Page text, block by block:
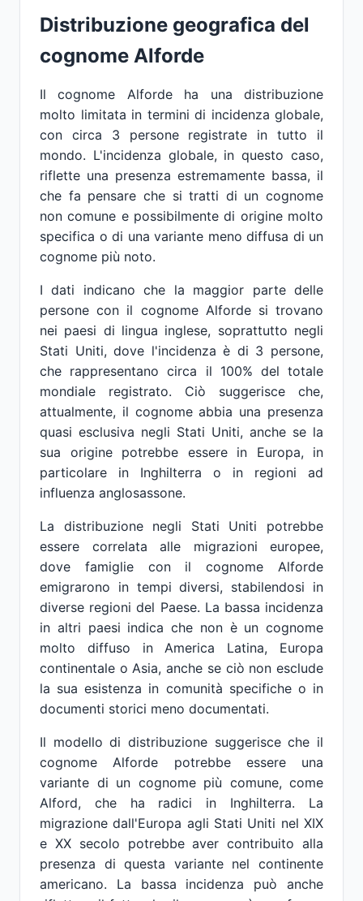
Distribuzione geografica del
cognome Alforde
Il cognome Alforde ha una distribuzione
molto limitata in termini di incidenza globale,
con circa 3 persone registrate in tutto il
mondo. L'incidenza globale, in questo caso,
riflette una presenza estremamente bassa, il
che fa pensare che si tratti di un cognome
non comune e possibilmente di origine molto
specifica o di una variante meno diffusa di un
cognome più noto.
I dati indicano che la maggior parte delle
persone con il cognome Alforde si trovano
nei paesi di lingua inglese, soprattutto negli
Stati Uniti, dove l'incidenza è di 3 persone,
che rappresentano circa il 100% del totale
mondiale registrato. Ciò suggerisce che,
attualmente, il cognome abbia una presenza
quasi esclusiva negli Stati Uniti, anche se la
sua origine potrebbe essere in Europa, in
particolare in Inghilterra o in regioni ad
influenza anglosassone.
La distribuzione negli Stati Uniti potrebbe
essere correlata alle migrazioni europee,
dove famiglie con il cognome Alforde
emigrarono in tempi diversi, stabilendosi in
diverse regioni del Paese. La bassa incidenza
in altri paesi indica che non è un cognome
molto diffuso in America Latina, Europa
continentale o Asia, anche se ciò non esclude
la sua esistenza in comunità specifiche o in
documenti storici meno documentati.
Il modello di distribuzione suggerisce che il
cognome Alforde potrebbe essere una
variante di un cognome più comune, come
Alford, che ha radici in Inghilterra. La
migrazione dall'Europa agli Stati Uniti nel XIX
e XX secolo potrebbe aver contribuito alla
presenza di questa variante nel continente
americano. La bassa incidenza può anche